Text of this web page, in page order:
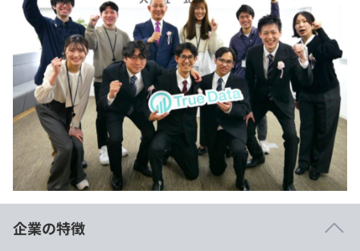
インターン
新卒エージェント
イベント・セミナー
インタビュー
問題集
4択課題
ナレッジ
リファレンス
プラン
個人向けプラン
プログラミング言語
SQL
評価結果一覧
再チャレンジ結果一覧
ゲーム・マンガ
メディア
Tech Team Journal
paiza times
note
paizaとは？
企業の特徴